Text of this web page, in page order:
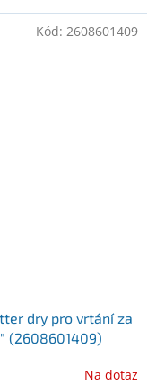
dry pro vrtání za
(2608601409)
Na dotaz
Kód: 2608601409